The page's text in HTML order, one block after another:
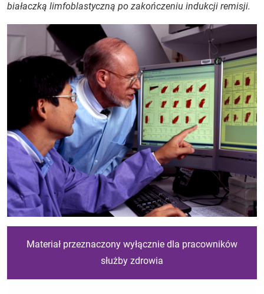
białaczką limfoblastyczną po zakończeniu indukcji remisji.
Materiał przeznaczony wyłącznie dla pracowników
służby zdrowia